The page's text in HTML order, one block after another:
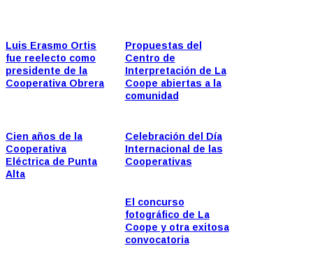
Luis Erasmo Ortis
fue reelecto como
presidente de la
Cooperativa Obrera
Propuestas del
Centro de
Interpretación de La
Coope abiertas a la
comunidad
Cien años de la
Cooperativa
Eléctrica de Punta
Alta
Celebración del Día
Internacional de las
Cooperativas
El concurso
fotográfico de La
Coope y otra exitosa
convocatoria